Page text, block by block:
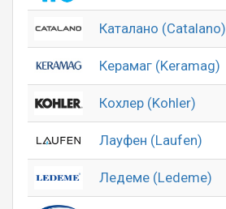
Каталано (Catalano)
Керамаг (Keramag)
Кохлер (Kohler)
Лауфен (Laufen)
Ледеме (Ledeme)